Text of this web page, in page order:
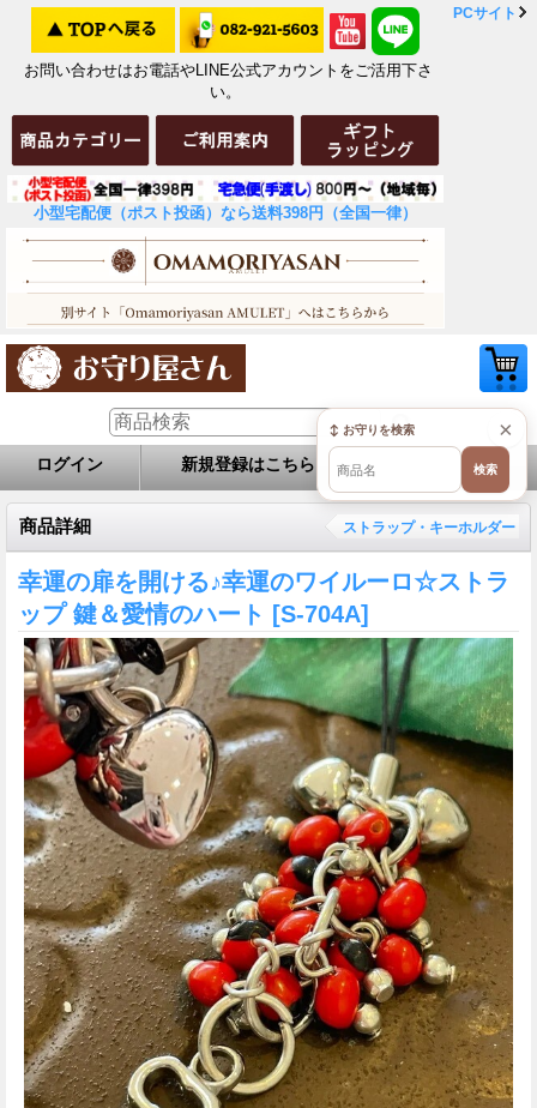
お問い合わせはお電話やLINE公式アカウントをご活用下さ
い。
小型宅配便（ポスト投函）なら送料398円（全国一律）
PCサイト
ログイン 新規登録はこちら お問い合せ
商品詳細 ストラップ・キーホルダー
幸運の扉を開ける♪幸運のワイルーロ☆ストラ
ップ 鍵＆愛情のハート [S-704A]
×
↕ お守りを検索
検索